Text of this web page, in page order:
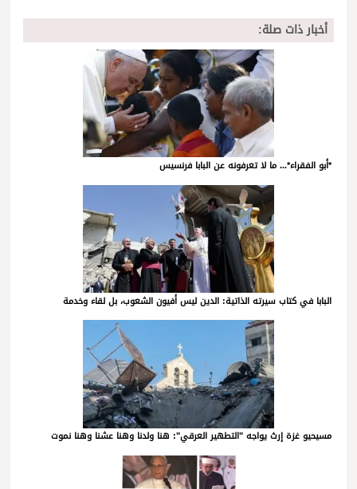
أخبار ذات صلة:
*أبو الفقراء*... ما لا تعرفونه عن البابا فرنسيس
البابا في كتاب سيرته الذاتية: الدين ليس أفيون الشعوب، بل لقاء وخدمة
مسيحيو غزة إرث يواجه "التطهير العرقي": هنا ولدنا وهنا عشنا وهنا نموت